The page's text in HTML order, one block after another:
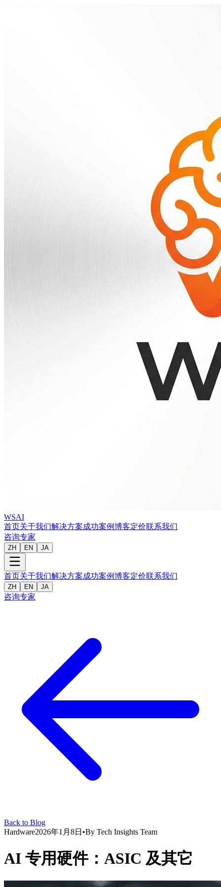
WSAI
首页关于我们解决方案成功案例博客定价联系我们
咨询专家
ZH EN JA
首页关于我们解决方案成功案例博客定价联系我们
ZH EN JA
咨询专家
Back to Blog
Hardware2026年1月8日 •By Tech Insights Team
AI 专用硬件：ASIC 及其它